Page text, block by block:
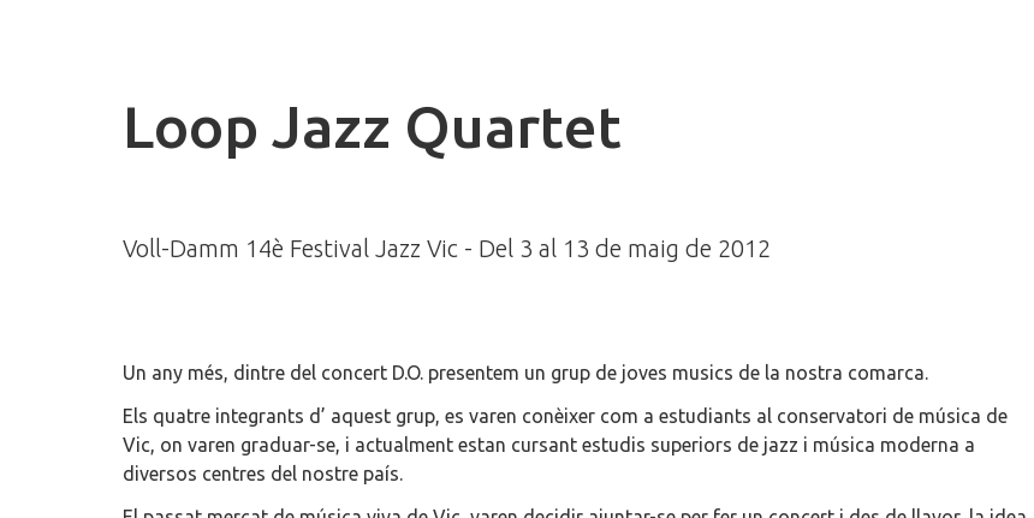
Loop Jazz Quartet
Voll-Damm 14è Festival Jazz Vic - Del 3 al 13 de maig de 2012
Un any més, dintre del concert D.O. presentem un grup de joves musics de la nostra comarca.
Els quatre integrants d’ aquest grup, es varen conèixer com a estudiants al conservatori de música de
Vic, on varen graduar-se, i actualment estan cursant estudis superiors de jazz i música moderna a
diversos centres del nostre país.